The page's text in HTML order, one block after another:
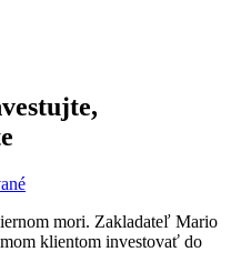
mori. Zakladateľ Mario
klientom investovať do